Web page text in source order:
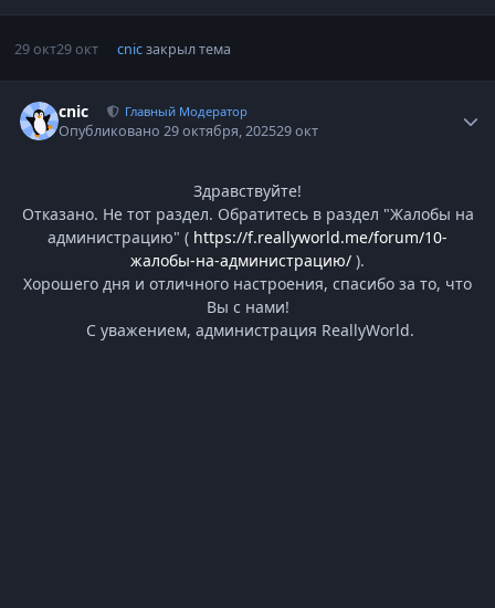
29 окт29 окт cnicзакрыл тема
cnic Главный Модератор
Опубликовано29 октября, 202529 окт
Здравствуйте!
Отказано. Не тот раздел. Обратитесь в раздел "Жалобы на
администрацию" ( https://f.reallyworld.me/forum/10-
жалобы-на-администрацию/ ).
Хорошего дня и отличного настроения, спасибо за то, что
Вы с нами!
С уважением, администрация ReallyWorld.